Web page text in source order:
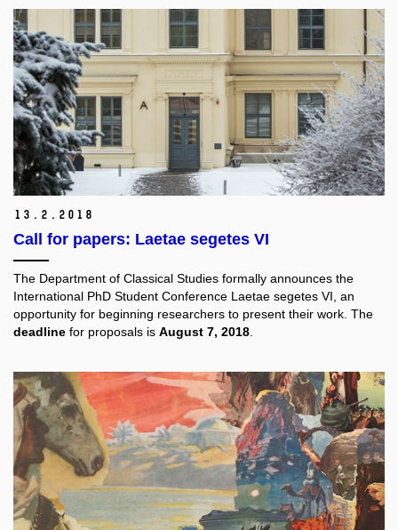
13. 2. 2018
Call for papers: Laetae segetes VI
The Department of Classical Studies formally announces the
International PhD Student Conference Laetae segetes VI, an
opportunity for beginning researchers to present their work. The
deadline for proposals is August 7, 2018